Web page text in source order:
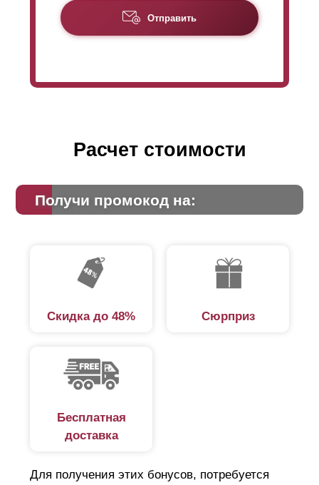
крепится специальными заклепками. И эти заклепки
становятся видны и с лицевой стороны тоже, если
отсутствует нахлестламелей. Хотя видимость
характеристики, многим не нравится, что заклепки
Отправить
Расчет стоимости
Получи промокод на:
Скидка до 48% Сюрприз
Бесплатная
доставка
Для получения этих бонусов, потребуется